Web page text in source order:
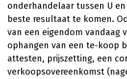
onderhandelaar tussen U
beste resultaat te komen.
van een eigendom vandaag
ophangen van een te-koop
attesten, prijszetting, een
verkoopsovereenkomst